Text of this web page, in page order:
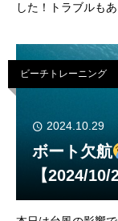
した！トラブルも
も恵まれてキラッ
ビーチトレーニング
2024.10.29
ボート欠航
【2024/10/